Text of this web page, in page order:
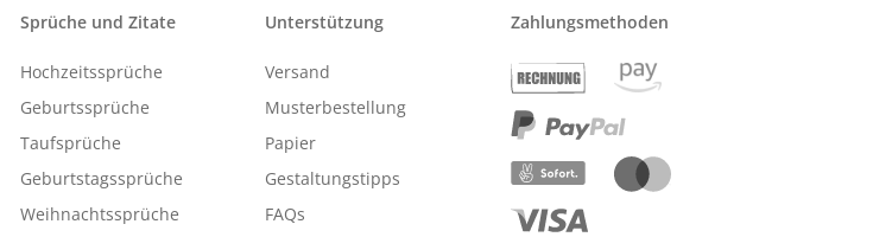
Sprüche und Zitate
Hochzeitssprüche
Geburtssprüche
Taufsprüche
Geburtstagssprüche
Weihnachtssprüche
Unterstützung
Versand
Musterbestellung
Papier
Gestaltungstipps
FAQs
Zahlungsmethoden